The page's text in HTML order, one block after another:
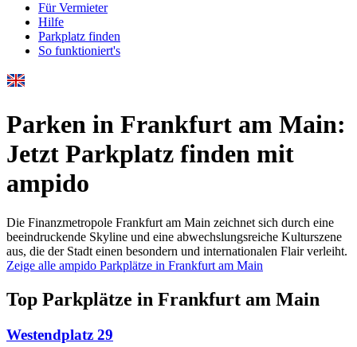
Für Vermieter
Hilfe
Parkplatz finden
So funktioniert's
Parken in Frankfurt am Main:
Jetzt Parkplatz finden mit
ampido
Die Finanzmetropole Frankfurt am Main zeichnet sich durch eine
beeindruckende Skyline und eine abwechslungsreiche Kulturszene
aus, die der Stadt einen besondern und internationalen Flair verleiht.
Zeige alle ampido Parkplätze in Frankfurt am Main
Top Parkplätze in Frankfurt am Main
Westendplatz 29